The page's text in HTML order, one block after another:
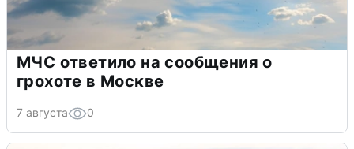
МЧС ответило на сообщения о
грохоте в Москве
7 августа 0